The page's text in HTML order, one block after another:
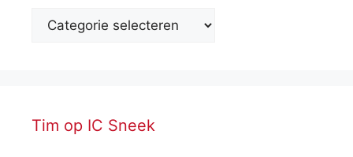
Tim op IC Sneek